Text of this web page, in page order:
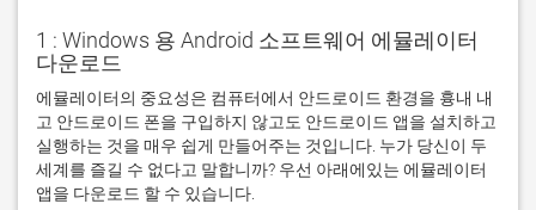
1 : Windows 용 Android 소프트웨어 에뮬레이터
다운로드
에뮬레이터의 중요성은 컴퓨터에서 안드로이드 환경을 흉내 내
고 안드로이드 폰을 구입하지 않고도 안드로이드 앱을 설치하고
실행하는 것을 매우 쉽게 만들어주는 것입니다. 누가 당신이 두
세계를 즐길 수 없다고 말합니까? 우선 아래에있는 에뮬레이터